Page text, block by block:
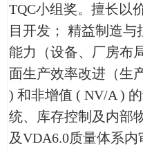
TQC小组奖。擅长以
目开发； 精益制造
能力（设备、厂房布
面生产效率改进（生
) 和非增值 ( NV/A )
统、库存控制及内部
及VDA6.0质量体系